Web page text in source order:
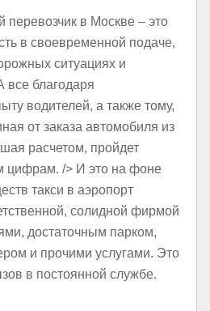
в Москве – это
в своевременной подаче,
ситуациях и
все благодаря
водителей, а также тому,
от заказа автомобиля из
расчетом, пройдет
цифрам. /> И это на фоне
такси в аэропорт
солидной фирмой
достаточным парком,
и прочими услугами. Это
в постоянной службе.